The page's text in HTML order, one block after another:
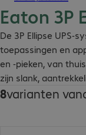
Eaton 3P
De 3P Ellipse UPS-
toepassingen en
en -pieken, van
zijn slank,
8varianten